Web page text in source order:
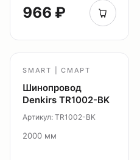
966 ₽
SMART | СМАРТ
Шинопровод
Denkirs TR1002-BK
Артикул: TR1002-BK
2000 мм